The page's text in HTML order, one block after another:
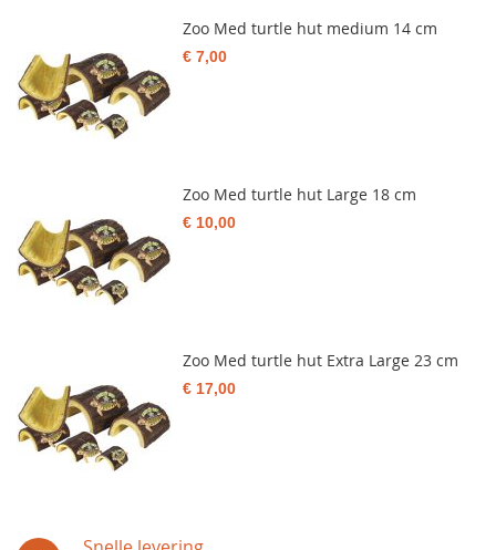
Zoo Med turtle hut medium 14 cm
€ 7,00
Zoo Med turtle hut Large 18 cm
€ 10,00
Zoo Med turtle hut Extra Large 23 cm
€ 17,00